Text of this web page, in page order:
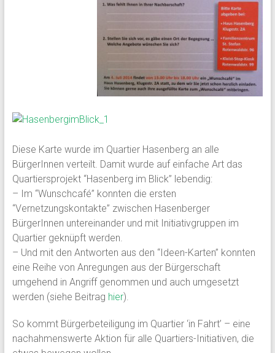
Diese Karte wurde im Quartier Hasenberg an alle
BürgerInnen verteilt. Damit wurde auf einfache Art das
Quartiersprojekt “Hasenberg im Blick” lebendig:
– Im “Wunschcafé” konnten die ersten
“Vernetzungskontakte” zwischen Hasenberger
BürgerInnen untereinander und mit Initiativgruppen im
Quartier geknüpft werden.
– Und mit den Antworten aus den “Ideen-Karten” konnten
eine Reihe von Anregungen aus der Bürgerschaft
umgehend in Angriff genommen und auch umgesetzt
werden (siehe Beitrag hier).
So kommt Bürgerbeteiligung im Quartier ‘in Fahrt’ – eine
nachahmenswerte Aktion für alle Quartiers-Initiativen, die